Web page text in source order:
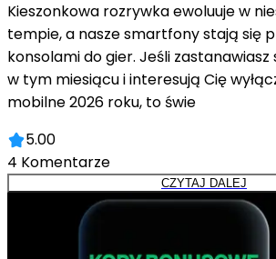
Kieszonkowa rozrywka ewoluuje w
tempie, a nasze smartfony stają się
konsolami do gier. Jeśli zastanawiasz
w tym miesiącu i interesują Cię
mobilne 2026 roku, to świe
5.00
4 Komentarze
CZYTAJ DALEJ